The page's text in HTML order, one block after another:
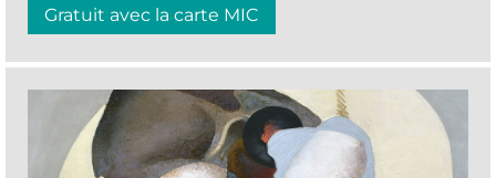
Gratuit avec la carte MIC